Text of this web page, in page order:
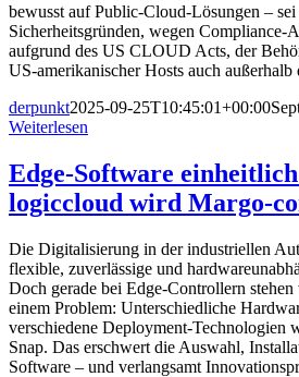
bewusst auf Public-Cloud-Lösungen – sei
Sicherheitsgründen, wegen Compliance-
aufgrund des US CLOUD Acts, der
US-amerikanischer Hosts auch
derpunkt2025-09-25T10:45:01+00:00
Weiterlesen
Edge-Software
logiccloud wird Margo-
Die Digitalisierung in der industriellen
flexible, zuverlässige und
Doch gerade bei Edge-Controllern
einem Problem: Unterschiedliche
verschiedene Deployment-Technologien
Snap. Das erschwert die Auswahl,
Software – und verlangsamt